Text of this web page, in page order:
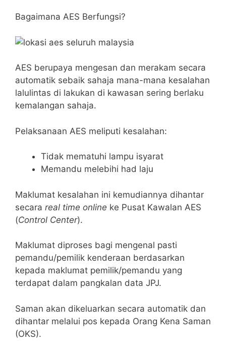
Bagaimana AES Berfungsi?
AES berupaya mengesan dan merakam secara
automatik sebaik sahaja mana-mana kesalahan
lalulintas di lakukan di kawasan sering berlaku
kemalangan sahaja.
Pelaksanaan AES meliputi kesalahan:
Tidak mematuhi lampu isyarat
Memandu melebihi had laju
Maklumat kesalahan ini kemudiannya dihantar
secara real time online ke Pusat Kawalan AES
(Control Center).
Maklumat diproses bagi mengenal pasti
pemandu/pemilik kenderaan berdasarkan
kepada maklumat pemilik/pemandu yang
terdapat dalam pangkalan data JPJ.
Saman akan dikeluarkan secara automatik dan
dihantar melalui pos kepada Orang Kena Saman
(OKS).